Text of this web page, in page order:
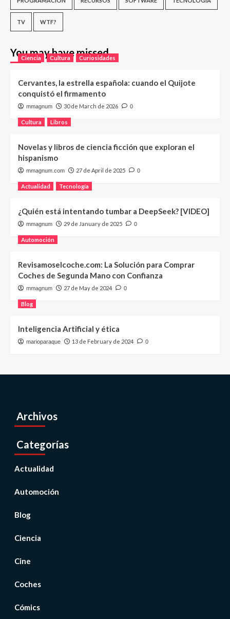
TV WTF?
You may have missed
Ciencia Cultura Curiosidades
Cervantes, la estrella española: cuando el Quijote
conquistó el firmamento
mmagnum 30 de March de 2026 0
Cultura Libros
Novelas y libros de ciencia ficción que exploran el
hispanismo
mmagnum.com 27 de April de 2025 0
Actualidad Tecnología
¿Quién está intentando tumbar a DeepSeek? [VIDEO]
mmagnum 29 de January de 2025 0
Automoción
Revisamoselcoche.com: La Solución para Comprar
Coches de Segunda Mano con Confianza
mmagnum 27 de May de 2024 0
Blog
Inteligencia Artificial y ética
marioparaque 13 de February de 2024 0
Archivos
Categorías
Actualidad
Automoción
Blog
Ciencia
Cine
Coches
Cómics